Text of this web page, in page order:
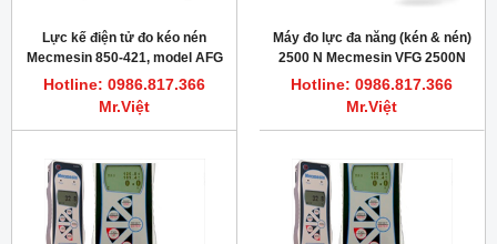
Lực kế điện tử đo kéo nén
Mecmesin 850-421, model AFG
2500N
Hotline: 0986.817.366
Mr.Việt
Máy đo lực đa năng (kén & nén)
2500 N Mecmesin VFG 2500N
Hotline: 0986.817.366
Mr.Việt